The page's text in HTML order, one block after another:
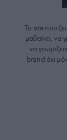
Το site που
μαθαίνει, να
να
brand όχι